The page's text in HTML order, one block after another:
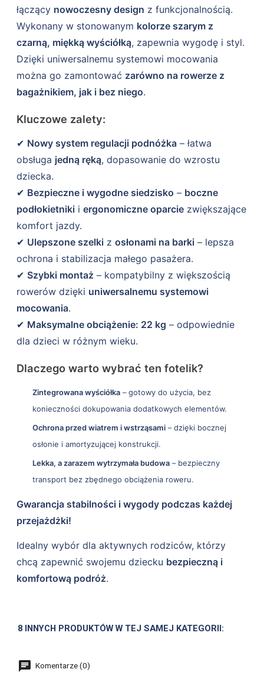
łączący nowoczesny design z funkcjonalnością.
Wykonany w stonowanym kolorze szarym z
czarną, miękką wyściółką, zapewnia wygodę i styl.
Dzięki uniwersalnemu systemowi mocowania
można go zamontować zarówno na rowerze z
bagażnikiem, jak i bez niego.
Kluczowe zalety:
✔ Nowy system regulacji podnóżka– łatwa
obsługa jedną ręką, dopasowanie do wzrostu
dziecka.
✔ Bezpieczne i wygodne siedzisko – boczne
podłokietniki i ergonomiczne oparciezwiększające
komfort jazdy.
✔ Ulepszone szelki z osłonami na barki – lepsza
ochrona i stabilizacja małego pasażera.
✔ Szybki montaż – kompatybilny z większością
rowerów dzięki uniwersalnemu systemowi
mocowania.
✔ Maksymalne obciążenie: 22 kg – odpowiednie
dla dzieci w różnym wieku.
Dlaczego warto wybrać ten fotelik?
Zintegrowana wyściółka – gotowy do użycia, bez
konieczności dokupowania dodatkowych elementów.
Ochrona przed wiatrem i wstrząsami – dzięki bocznej
osłonie i amortyzującej konstrukcji.
Lekka, a zarazem wytrzymała budowa – bezpieczny
transport bez zbędnego obciążenia roweru.
Gwarancja stabilności i wygody podczas każdej
przejażdżki!
Idealny wybór dla aktywnych rodziców, którzy
chcą zapewnić swojemu dziecku bezpieczną i
komfortową podróż.
8 INNYCH PRODUKTÓW W TEJ SAMEJ KATEGORII:
Komentarze (0)